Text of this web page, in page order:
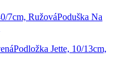
Poduška Na
Podložka Jette, 10/13cm,